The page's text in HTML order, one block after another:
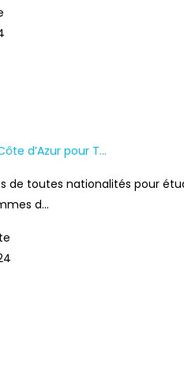
d’Azur pour T...
de toutes nationalités pour
d...